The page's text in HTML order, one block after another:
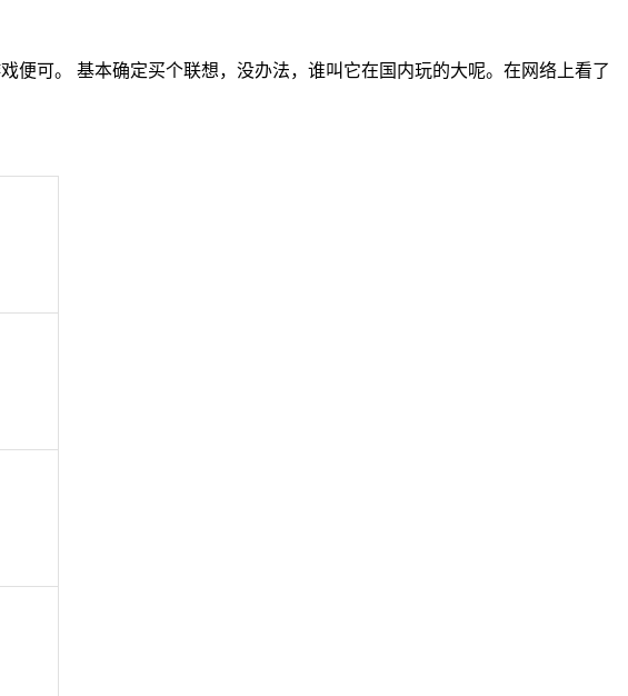
便可。 基本确定买个联想，没办法，谁叫它在国内玩的大呢。在网络上看了